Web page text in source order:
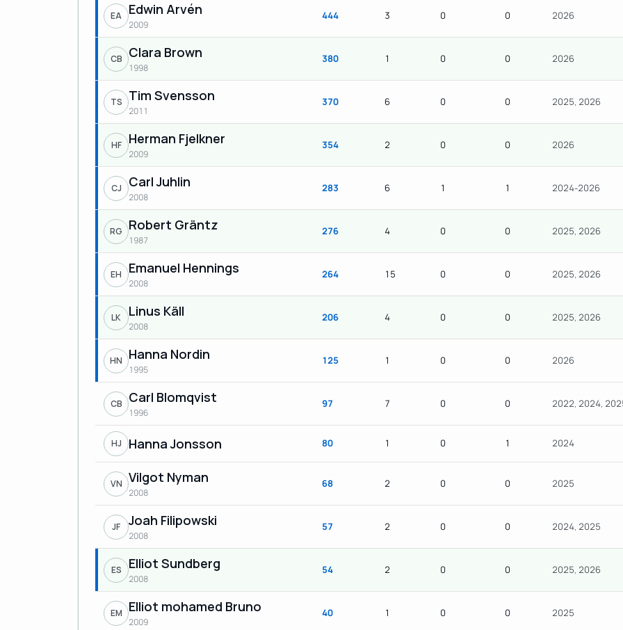
EA Edwin Arvén
2009
444 3 0 0 2026
CB Clara Brown
1998
380 1 0 0 2026
TS Tim Svensson
2011
370 6 0 0 2025, 2026
HF Herman Fjelkner
2009
354 2 0 0 2026
CJ Carl Juhlin
2008
283 6 1 1 2024-2026
RG Robert Gräntz
1987
276 4 0 0 2025, 2026
EH Emanuel Hennings
2008
264 15 0 0 2025, 2026
LK Linus Käll
2008
206 4 0 0 2025, 2026
HN Hanna Nordin
1995
125 1 0 0 2026
CB Carl Blomqvist
1996
97 7 0 0 2022, 2024,
HJ Hanna Jonsson 80 1 0 1 2024
VN Vilgot Nyman
2008
68 2 0 0 2025
JF Joah Filipowski
2008
57 2 0 0 2024, 2025
ES Elliot Sundberg
2008
54 2 0 0 2025, 2026
EM Elliot mohamed Bruno
2009
40 1 0 0 2025